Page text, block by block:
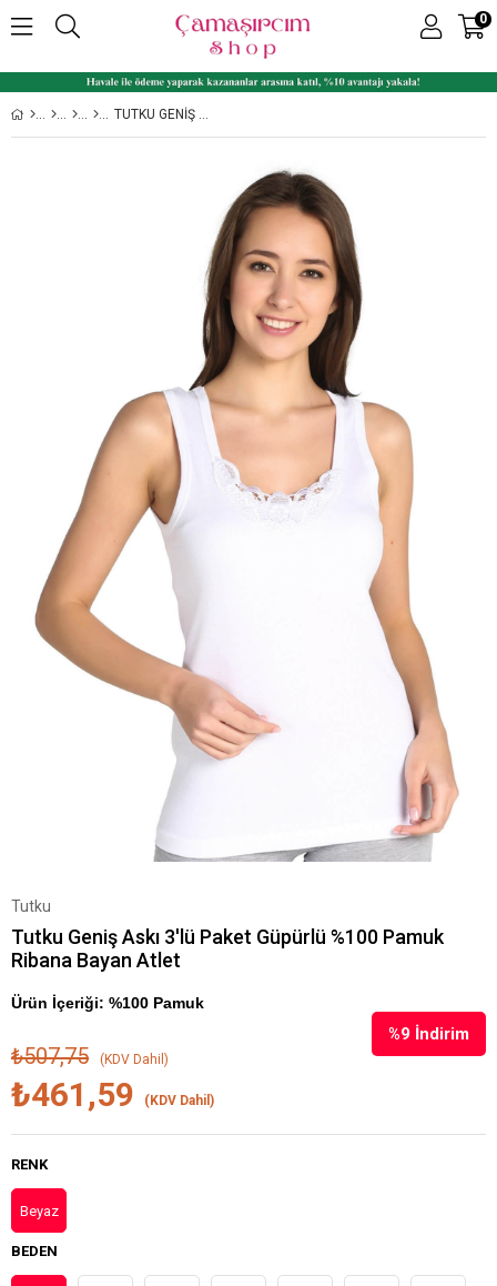
0
TUTKU GENIŞ ASKI 3'LÜ PAKET GÜPÜRLÜ %100 PAMUK RIBANA BAYAN ATLET
Tutku
Tutku Geniş Askı 3'lü Paket Güpürlü %100 Pamuk
Ribana Bayan Atlet
Ürün İçeriği: %100 Pamuk
%9 İndirim
₺507,75 (KDV Dahil)
₺461,59 (KDV Dahil)
RENK
Beyaz
BEDEN